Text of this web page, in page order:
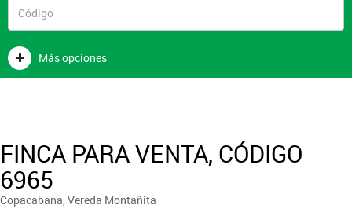
Más opciones
FINCA PARA VENTA, CÓDIGO
6965
Copacabana, Vereda Montañita